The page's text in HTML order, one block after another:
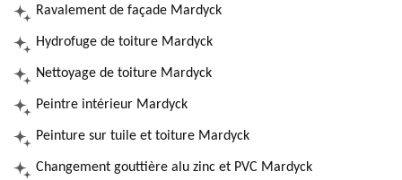
Ravalement de façade Mardyck
Hydrofuge de toiture Mardyck
Nettoyage de toiture Mardyck
Peintre intérieur Mardyck
Peinture sur tuile et toiture Mardyck
Changement gouttière alu zinc et PVC Mardyck